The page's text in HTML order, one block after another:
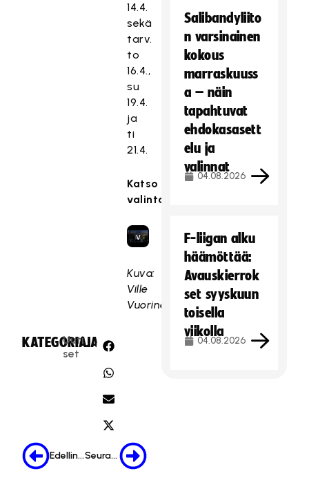
14.4.
sekä
tarv.
to
16.4.,
su
19.4.
ja
ti
21.4.
Katso
valintatilaisuus:
s
t
e
t
t
y
,
k
s
a
s
v
t
i
n
Kuva:
Ville
Vuorinen
KATEGORIA:
Uuti
set
JAA:
Edellinen Seuraava
Salibandyliito
n varsinainen
kokous
marraskuuss
a – näin
tapahtuvat
ehdokasasett
elu ja
valinnat
04.08.2026
F-liigan alku
häämöttää:
Avauskierrok
set syyskuun
toisella
viikolla
04.08.2026